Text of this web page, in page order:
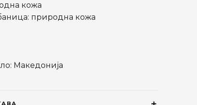
кожа
природна кожа
Македонија